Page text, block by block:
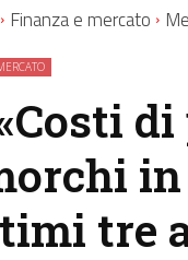
Finanza e mercato
in
tre